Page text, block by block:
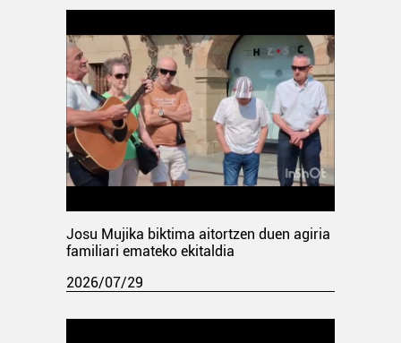
Josu Mujika biktima aitortzen duen agiria
familiari emateko ekitaldia
2026/07/29